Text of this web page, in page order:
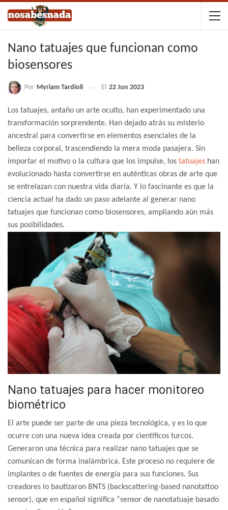
Nano tatuajes que funcionan como
biosensores
Por Myriam Tardioli El 22 Jun 2023
Los tatuajes, antaño un arte oculto, han experimentado una
transformación sorprendente. Han dejado atrás su misterio
ancestral para convertirse en elementos esenciales de la
belleza corporal, trascendiendo la mera moda pasajera. Sin
importar el motivo o la cultura que los impulse, los tatuajes han
evolucionado hasta convertirse en auténticas obras de arte que
se entrelazan con nuestra vida diaria. Y lo fascinante es que la
ciencia actual ha dado un paso adelante al generar nano
tatuajes que funcionan como biosensores, ampliando aún más
sus posibilidades.
Nano tatuajes para hacer monitoreo
biométrico
El arte puede ser parte de una pieza tecnológica, y es lo que
ocurre con una nueva idea creada por científicos turcos.
Generaron una técnica para realizar nano tatuajes que se
comunican de forma inalámbrica. Este proceso no requiere de
implantes o de fuentes de energía para sus funciones. Sus
creadores lo bautizaron BNTS (backscattering-based nanotattoo
sensor), que en español significa “sensor de nanotatuaje basado